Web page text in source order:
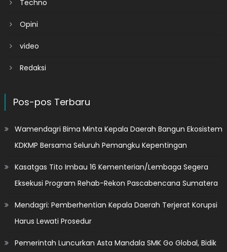
Techno
Opini
video
Redaksi
Pos-pos Terbaru
Wamendagri Bima Minta Kepala Daerah Bangun Ekosistem
KDKMP Bersama Seluruh Pemangku Kepentingan
Kasatgas Tito Imbau 16 Kementerian/Lembaga Segera
Eksekusi Program Rehab-Rekon Pascabencana Sumatera
Mendagri: Pemberhentian Kepala Daerah Terjerat Korupsi
Harus Lewati Prosedur
Pemerintah Luncurkan Asta Mandala SMK Go Global, Bidik